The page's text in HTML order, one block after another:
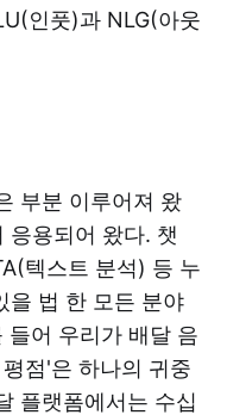
인풋)과 NLG(아웃
부분 이루어져 왔
응용되어 왔다. 챗
텍스트 분석) 등 누
을 법 한 모든 분야
들어 우리가 배달 음
점'은 하나의 귀중
플랫폼에서는 수십